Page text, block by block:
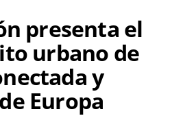
presenta el
urbano de
y
Europa